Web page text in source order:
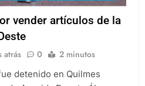
vender artículos de la
atrás 0 2 minutos
detenido en Quilmes